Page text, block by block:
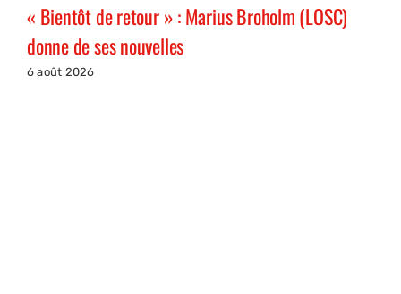
« Bientôt de retour » : Marius Broholm (LOSC)
donne de ses nouvelles
6 août 2026